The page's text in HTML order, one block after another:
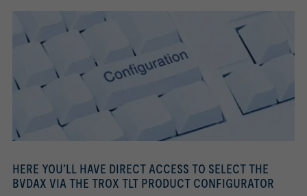
HERE YOU’LL HAVE DIRECT ACCESS TO SELECT THE
BVDAX VIA THE TROX TLT PRODUCT CONFIGURATOR